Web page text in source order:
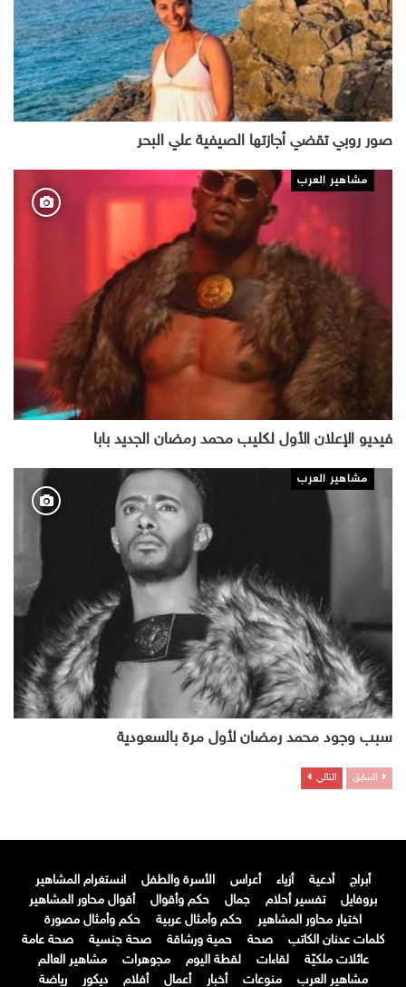
صور روبي تقضي أجازتها الصيفية علي البحر
مشاهير العرب
فيديو الإعلان الأول لكليب محمد رمضان الجديد بابا
مشاهير العرب
سبب وجود محمد رمضان لأول مرة بالسعودية
السابق التالي
أبراج أدعية أزياء أعراس الأسرة والطفل
انستغرام المشاهير
بروفايل
تفسير أحلام جمال حكم وأقوال
أقوال محاور المشاهير
اختيار محاور المشاهير
حكم وأمثال عربية
حكم وأمثال مصورة
كلمات عدنان الكاتب
صحة حمية ورشاقة صحة جنسية
صحة عامة
عائلات ملكيّة
لقاءات لقطة اليوم مجوهرات
مشاهير العالم
مشاهير العرب
منوعات أخبار أعمال أفلام ديكور رياضة